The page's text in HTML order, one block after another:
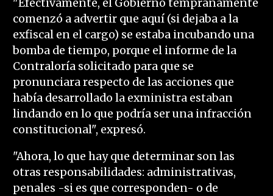
"Efectivamente, el Gobierno tempranamente
comenzó a advertir que aquí (si dejaba a la
exfiscal en el cargo) se estaba incubando una
bomba de tiempo, porque el informe de la
Contraloría solicitado para que se
pronunciara respecto de las acciones que
había desarrollado la exministra estaban
lindando en lo que podría ser una infracción
constitucional", expresó.
"Ahora, lo que hay que determinar son las
otras responsabilidades: administrativas,
penales -si es que corresponden- o de